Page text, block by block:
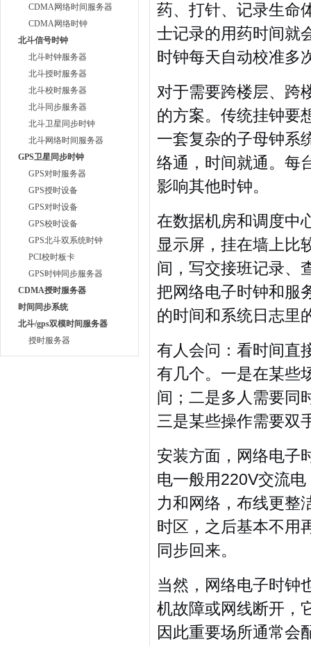
CDMA网络时间服务器
CDMA网络时钟
北斗信号时钟
北斗时钟服务器
北斗授时服务器
北斗校时服务器
北斗同步服务器
北斗卫星同步时钟
北斗网络时间服务器
GPS卫星同步时钟
GPS对时服务器
GPS授时设备
GPS对时设备
GPS校时设备
GPS北斗双系统时钟
PCI校时板卡
GPS时钟同步服务器
CDMA授时服务器
时间同步系统
北斗/gps双模时间服务器
授时服务器
药、打针、记录生命
士记录的用药时间就
时钟每天自动校准多
对于需要跨楼层、跨
的方案。传统挂钟要
一套复杂的子母钟系
络通，时间就通。每
影响其他时钟。
在数据机房和调度中
显示屏，挂在墙上比
间，写交接班记录、
把网络电子时钟和服
的时间和系统日志里
有人会问：看时间直
有几个。一是在某些
间；二是多人需要同
三是某些操作需要双
安装方面，网络电子
电一般用220V交流
力和网络，布线更整
时区，之后基本不用
同步回来。
当然，网络电子时钟
机故障或网线断开，
因此重要场所通常会